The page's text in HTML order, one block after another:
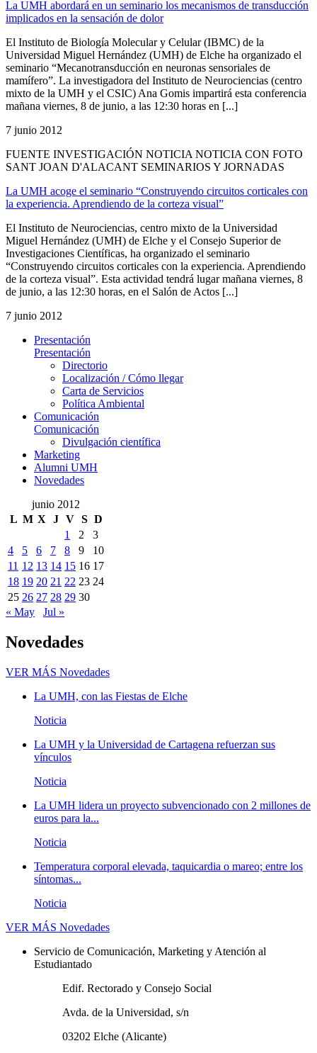
La UMH abordará en un seminario los mecanismos de transducción
implicados en la sensación de dolor
El Instituto de Biología Molecular y Celular (IBMC) de la
Universidad Miguel Hernández (UMH) de Elche ha organizado el
seminario “Mecanotransducción en neuronas sensoriales de
mamífero”. La investigadora del Instituto de Neurociencias (centro
mixto de la UMH y el CSIC) Ana Gomis impartirá esta conferencia
mañana viernes, 8 de junio, a las 12:30 horas en [...]
7 junio 2012
FUENTE INVESTIGACIÓN NOTICIA NOTICIA CON FOTO
SANT JOAN D'ALACANT SEMINARIOS Y JORNADAS
La UMH acoge el seminario “Construyendo circuitos corticales con
la experiencia. Aprendiendo de la corteza visual”
El Instituto de Neurociencias, centro mixto de la Universidad
Miguel Hernández (UMH) de Elche y el Consejo Superior de
Investigaciones Científicas, ha organizado el seminario
“Construyendo circuitos corticales con la experiencia. Aprendiendo
de la corteza visual”. Esta actividad tendrá lugar mañana viernes, 8
de junio, a las 12:30 horas, en el Salón de Actos [...]
7 junio 2012
Presentación
Presentación
Directorio
Localización / Cómo llegar
Carta de Servicios
Política Ambiental
Comunicación
Comunicación
Divulgación científica
Marketing
Alumni UMH
Novedades
junio 2012
L M X J V S D
1
2
3
4
5 6 7 8 9
10
11 12 13 14 15 16 17
18 19 20 21 22 23 24
25 26 27 28 29 30
« May
Jul »
Novedades
VER MÁS Novedades
La UMH, con las Fiestas de Elche
Noticia
La UMH y la Universidad de Cartagena refuerzan sus
vínculos
Noticia
La UMH lidera un proyecto subvencionado con 2 millones de
euros para la...
Noticia
Temperatura corporal elevada, taquicardia o mareo; entre los
síntomas...
Noticia
VER MÁS Novedades
Servicio de Comunicación, Marketing y Atención al
Estudiantado
Edif. Rectorado y Consejo Social
Avda. de la Universidad, s/n
03202 Elche (Alicante)